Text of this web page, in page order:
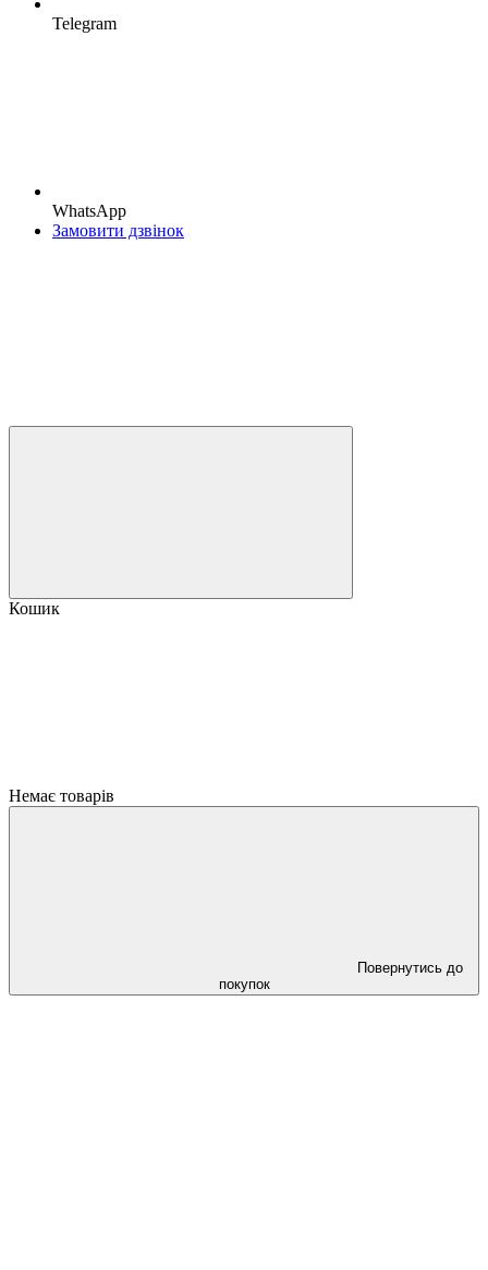
Telegram
WhatsApp
Замовити дзвінок
Кошик
Немає товарів
Повернутись до
покупок